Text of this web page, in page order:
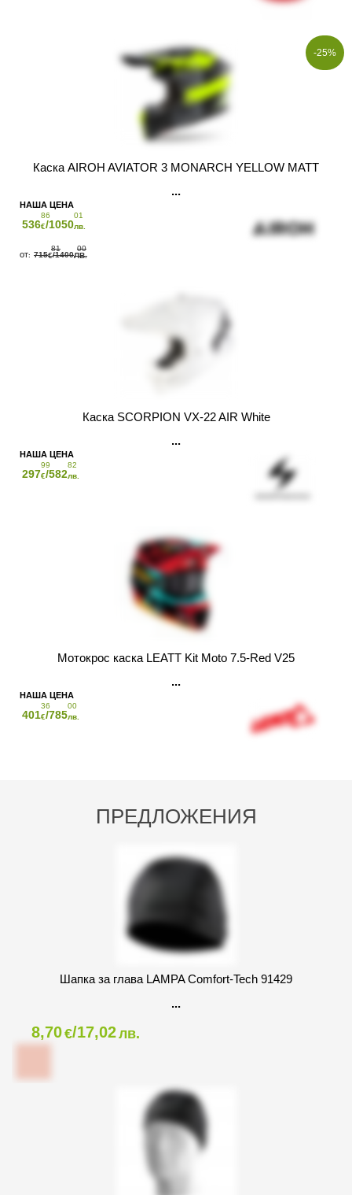
ПРЕДЛОЖЕНИЯ
Шапка за глава LAMPA Comfort-Tech 91429
8,70€/17,02лв.
-25%
Каска AIROH AVIATOR 3 MONARCH YELLOW MATT
536
86
€/1050
01
лв.
715
81
€/1400
00
ЛВ.
Каска SCORPION VX-22 AIR White
297
99
€/582
82
лв.
Мотокрос каска LEATT Kit Moto 7.5-Red V25
401
36
€/785
00
лв.